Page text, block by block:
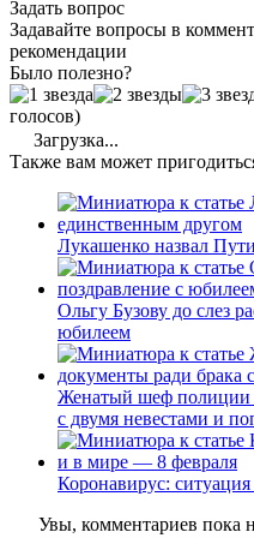
Задать вопрос
Задавайте вопросы в
рекомендации
Было полезно?
голосов)
Загрузка...
Также вам может
Лукашенко назвал
Ольгу Бузову до слез
юбилеем
Женатый шеф полиции
с двумя невестами и
Коронавирус:
Увы, комментариев пока